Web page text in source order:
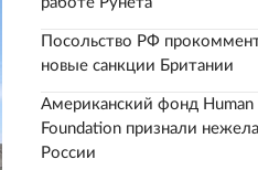
Посольство РФ
новые санкции Британии
Американский фонд Human
Foundation признали
России